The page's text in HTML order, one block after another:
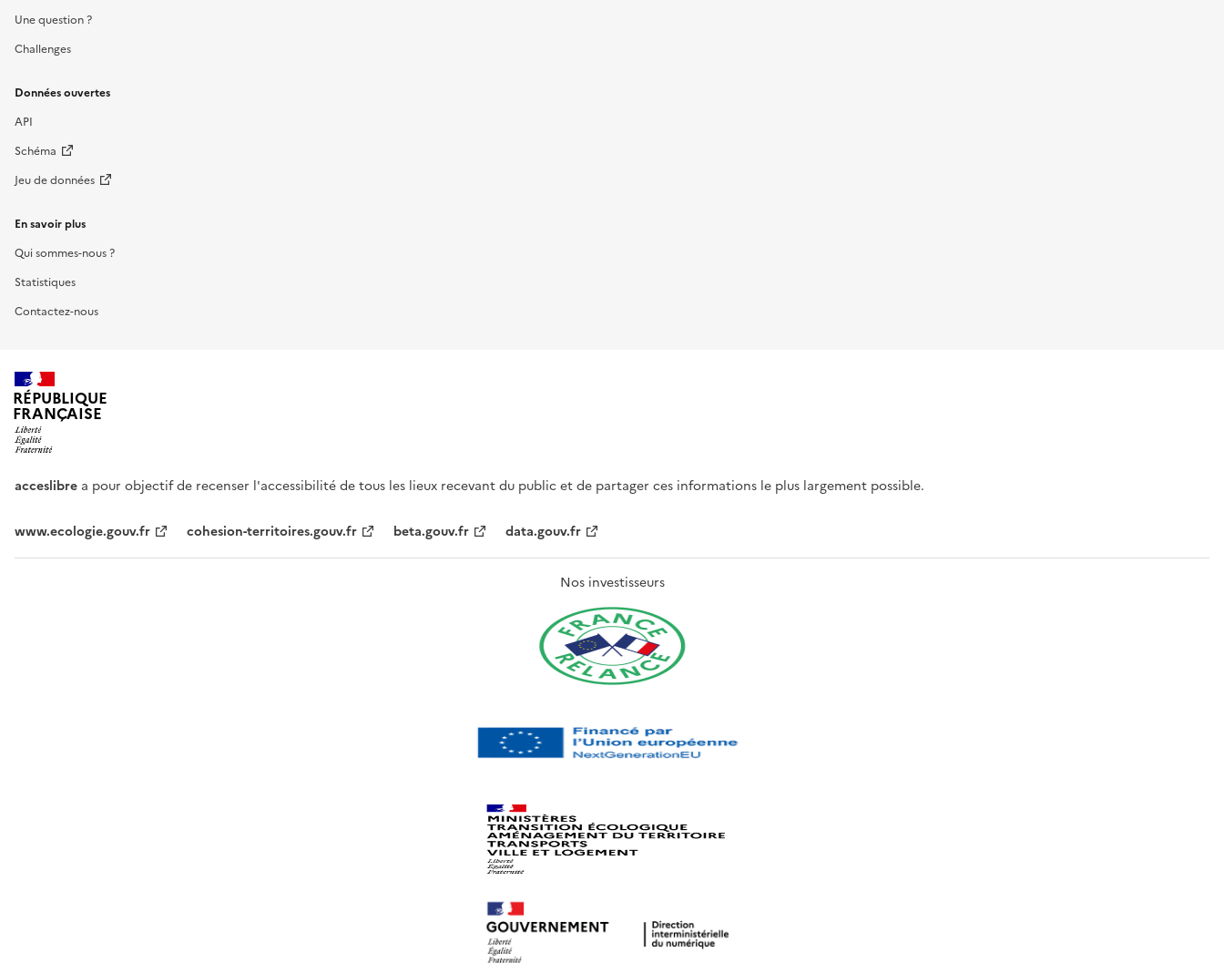
Une question ?
Challenges
Données ouvertes
API
Schéma
Jeu de données
En savoir plus
Qui sommes-nous ?
Statistiques
Contactez-nous
RÉPUBLIQUE
FRANÇAISE
acceslibre a pour objectif de recenser l'accessibilité de tous les lieux recevant du public et de partager ces informations le plus largement possible.
www.ecologie.gouv.fr cohesion-territoires.gouv.fr beta.gouv.fr data.gouv.fr
Nos investisseurs